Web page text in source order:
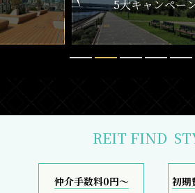
ン
更新一覧チェッ
REIT FIND
仲介手数料0円～ 初期